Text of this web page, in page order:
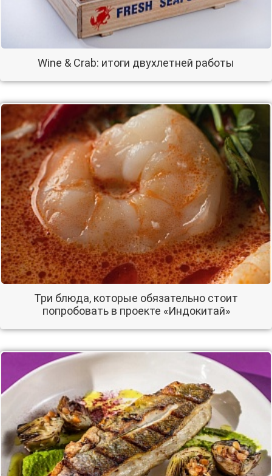
Wine & Crab: итоги двухлетней работы
Три блюда, которые обязательно стоит
попробовать в проекте «Индокитай»